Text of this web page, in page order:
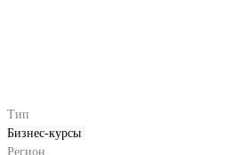
Тип
Бизнес-курсы
Регион